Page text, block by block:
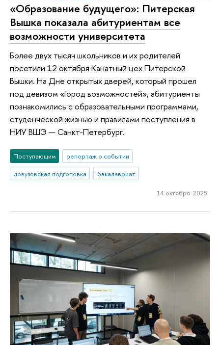
«Образование будущего»: Питерская
Вышка показала абитуриентам все
возможности университета
Более двух тысяч школьников и их родителей
посетили 12 октября Канатный цех Питерской
Вышки. На Дне открытых дверей, который прошел
под девизом «Город возможностей», абитуриенты
познакомились с образовательными программами,
студенческой жизнью и правилами поступления в
НИУ ВШЭ — Санкт-Петербург.
Поступающим
репортаж о событии
довузовская подготовка
бакалавриат
14 октября 2025